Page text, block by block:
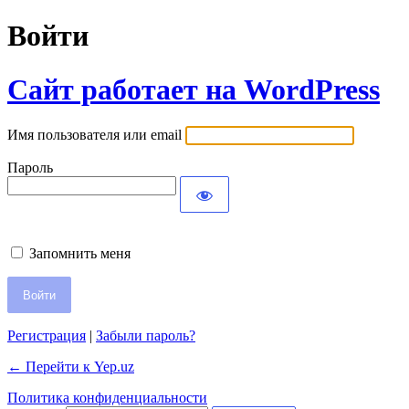
Войти
Сайт работает на WordPress
Имя пользователя или email
Пароль
Запомнить меня
Регистрация | Забыли пароль?
← Перейти к Yep.uz
Политика конфиденциальности